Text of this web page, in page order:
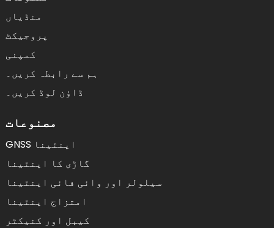
منڈیاں
پروجیکٹ
کمپنی
ہم سے رابطہ کریں۔
ڈاؤن لوڈ کریں۔
مصنوعات
GNSS اینٹینا
گاڑی کا اینٹینا
سیلولر اور وائی فائی اینٹینا
امتزاج اینٹینا
کیبل اور کنیکٹر